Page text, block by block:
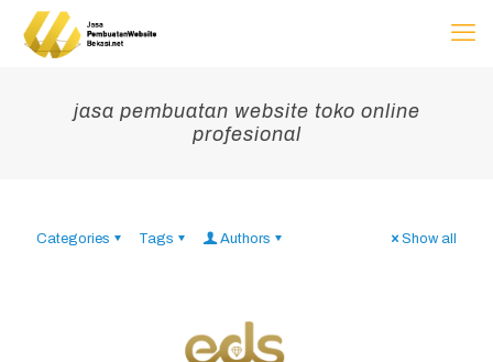
jasa pembuatan website toko online
profesional
Categories Tags Authors Show all